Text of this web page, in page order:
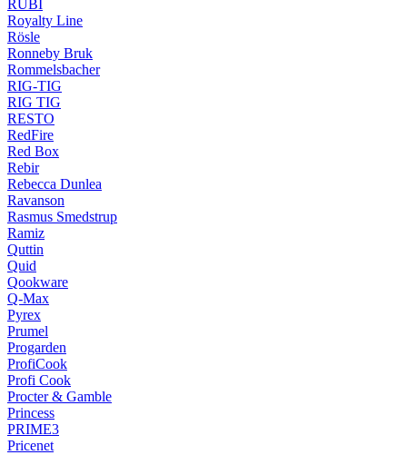
RUBI
Royalty Line
Rösle
Ronneby Bruk
Rommelsbacher
RIG-TIG
RIG TIG
RESTO
RedFire
Red Box
Rebir
Rebecca Dunlea
Ravanson
Rasmus Smedstrup
Ramiz
Quttin
Quid
Qookware
Q-Max
Pyrex
Prumel
Progarden
ProfiCook
Profi Cook
Procter & Gamble
Princess
PRIME3
Pricenet